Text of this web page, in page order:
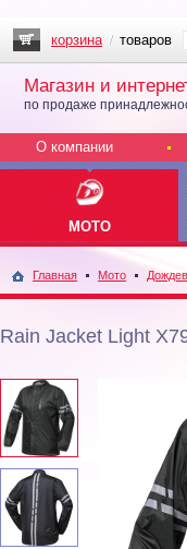
корзина товаров
Магазин и
по продаже
О компании
МОТО
Главная Мото
Rain Jacket Light